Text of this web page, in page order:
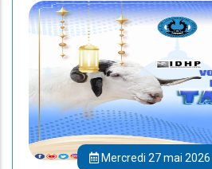
Mercredi 27 mai 2026